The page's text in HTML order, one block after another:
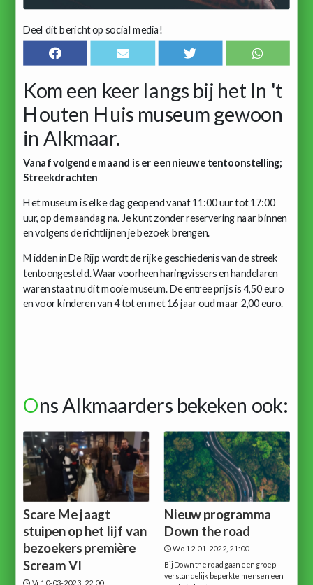
Deel dit bericht op social media!
Kom een keer langs bij het In 't
Houten Huis museum gewoon
in Alkmaar.
Vanaf volgende maand is er een nieuwe tentoonstelling;
Streekdrachten
Het museum is elke dag geopend vanaf 11:00 uur tot 17:00
uur, op de maandag na. Je kunt zonder reservering naar binnen
en volgens de richtlijnen je bezoek brengen.
Midden in De Rijp wordt de rijke geschiedenis van de streek
tentoongesteld. Waar voorheen haringvissers en handelaren
waren staat nu dit mooie museum. De entree prijs is 4,50 euro
en voor kinderen van 4 tot en met 16 jaar oud maar 2,00 euro.
Ons Alkmaarders bekeken ook:
Scare Me jaagt
stuipen op het lijf van
bezoekers première
Scream VI
Vr 10-03-2023, 22:00
Nieuw programma
Down the road
Wo 12-01-2022, 21:00
Bij Down the road gaan een groep
verstandelijk beperkte mensen een